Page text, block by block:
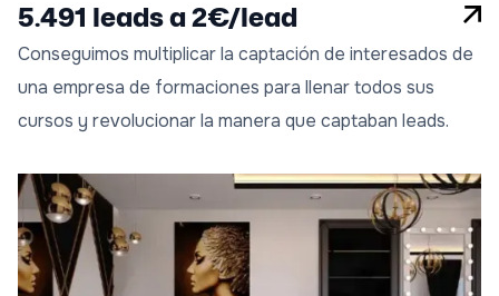
5.491 leads a 2€/lead
Conseguimos multiplicar la captación de interesados de
una empresa de formaciones para llenar todos sus
cursos y revolucionar la manera que captaban leads.